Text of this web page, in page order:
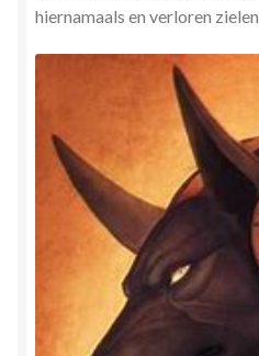
hiernamaals en verloren zielen.